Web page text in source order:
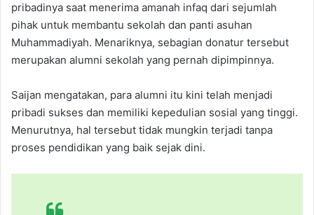
pribadinya saat menerima amanah infaq dari sejumlah
pihak untuk membantu sekolah dan panti asuhan
Muhammadiyah. Menariknya, sebagian donatur tersebut
merupakan alumni sekolah yang pernah dipimpinnya.
Saijan mengatakan, para alumni itu kini telah menjadi
pribadi sukses dan memiliki kepedulian sosial yang tinggi.
Menurutnya, hal tersebut tidak mungkin terjadi tanpa
proses pendidikan yang baik sejak dini.